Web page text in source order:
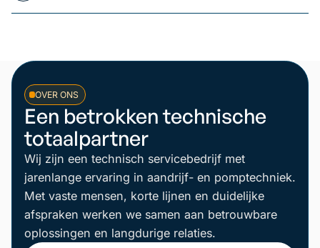
OVER ONS
Een betrokken technische
totaalpartner
Wij zijn een technisch servicebedrijf met
jarenlange ervaring in aandrijf- en pomptechniek.
Met vaste mensen, korte lijnen en duidelijke
afspraken werken we samen aan betrouwbare
oplossingen en langdurige relaties.